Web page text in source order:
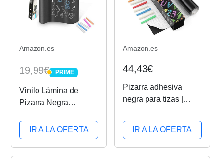
Amazon.es
19,99€ PRIME
PRIME
Vinilo Lámina de
Pizarra Negra
Removible para
Escribir y Borrar
(Incluye 5 tizas), 60 x
IR A LA OFERTA
Amazon.es
44,43€
Pizarra adhesiva
negra para tizas |
Incluye 8 tizas |
Adherencia fuerte |
Papel pizarra
adhesivo | Vinilos de
IR A LA OFERTA